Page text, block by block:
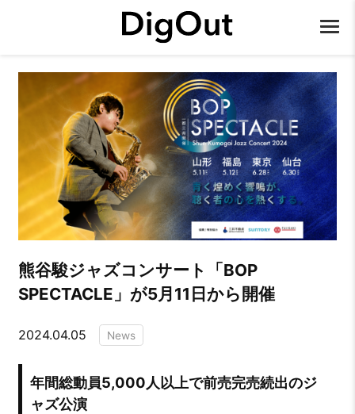
熊谷駿ジャズコンサート「BOP
SPECTACLE」が5月11日から開催
2024.04.05 News
年間総動員5,000人以上で前売完売続出のジ
ャズ公演